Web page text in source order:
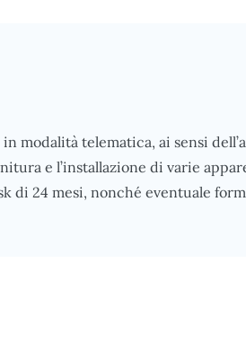
modalità telematica, ai sensi
e l’installazione di varie
di 24 mesi, nonché eventuale